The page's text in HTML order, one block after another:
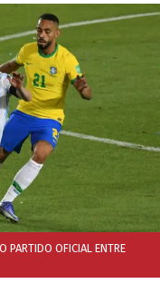
PARTIDO OFICIAL ENTRE